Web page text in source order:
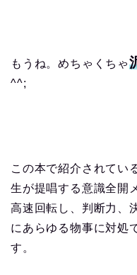
もうね。めちゃくちゃ
^^;
この本で紹介されてい
生が提唱する意識全開
高速回転し、判断力、
にあらゆる物事に対処
す。